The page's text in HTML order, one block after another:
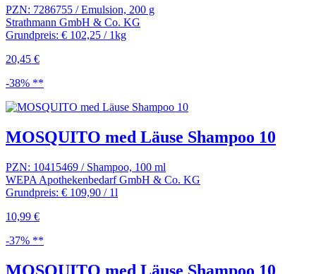
PZN: 7286755 / Emulsion, 200 g
Strathmann GmbH & Co. KG
Grundpreis: € 102,25 / 1kg
20,45 €
-38% **
MOSQUITO med Läuse Shampoo 10
PZN: 10415469 / Shampoo, 100 ml
WEPA Apothekenbedarf GmbH & Co. KG
Grundpreis: € 109,90 / 1l
10,99 €
-37% **
MOSQUITO med Läuse Shampoo 10